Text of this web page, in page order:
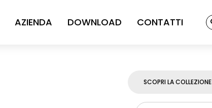
AZIENDA DOWNLOAD CONTATTI
SCOPRI LA COLLEZIONE